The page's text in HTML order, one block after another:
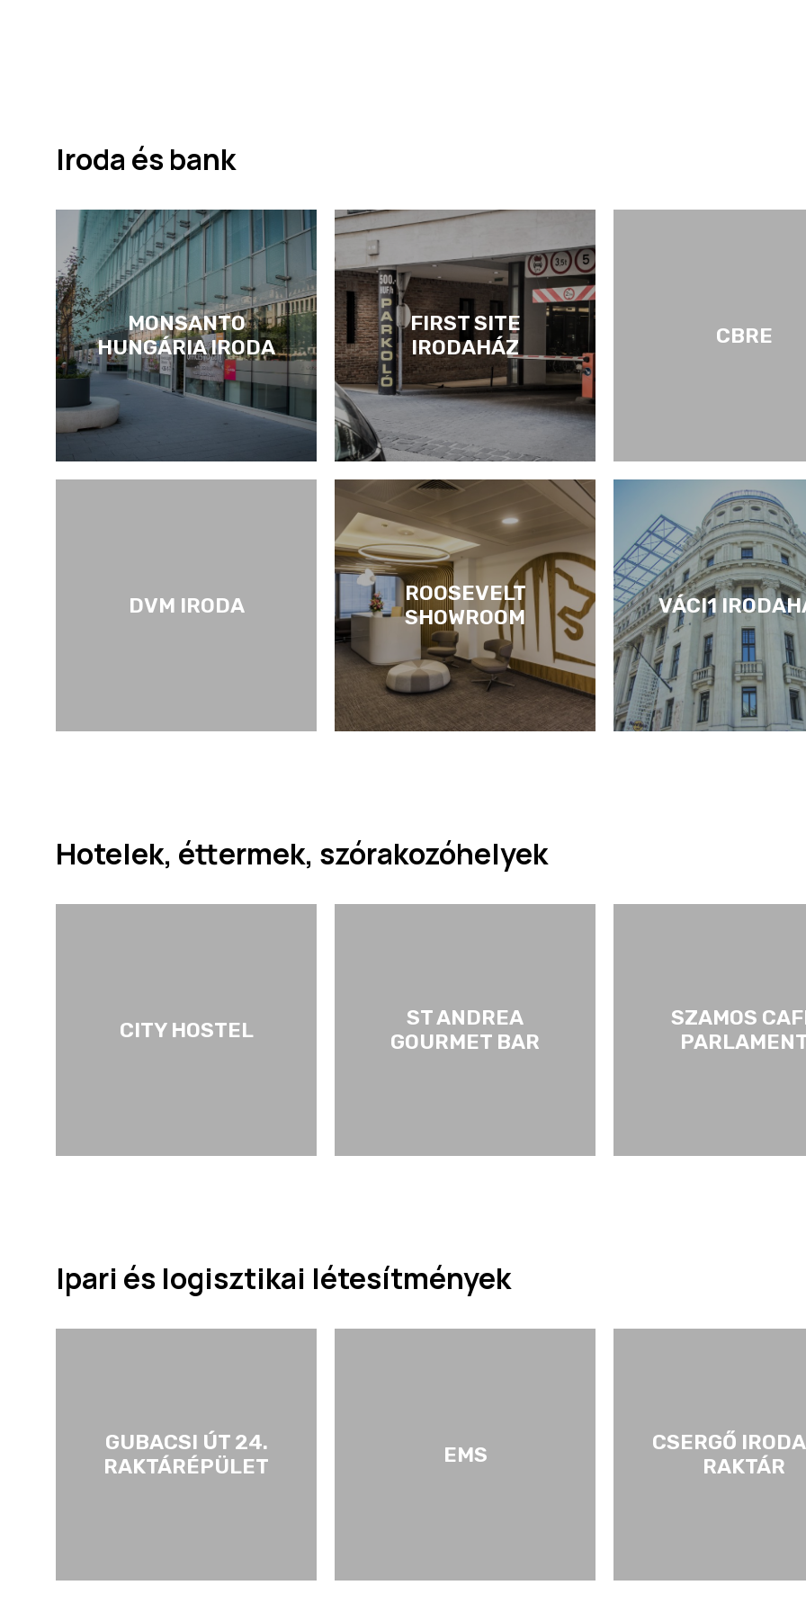
Iroda és bank
MONSANTO
HUNGÁRIA IRODA
FIRST SITE
IRODAHÁZ
CBRE
DVM IRODA
ROOSEVELT
SHOWROOM
VÁCI1
Hotelek, éttermek, szórakozóhelyek
CITY HOSTEL
ST ANDREA
GOURMET BAR
SZAMOS
Ipari és logisztikai létesítmények
GUBACSI ÚT 24.
RAKTÁRÉPÜLET
EMS
CSERGŐ
RAKTÁR